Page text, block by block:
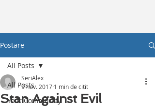
Postare
All Posts
Your Community
All Posts
Stan Against Evil
SeriAlex
9 nov. 2017 1 min de citit